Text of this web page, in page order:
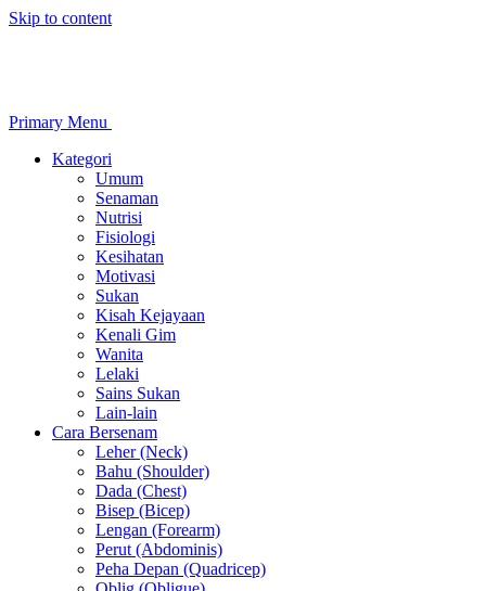
Skip to content
Primary Menu
Kategori
Umum
Senaman
Nutrisi
Fisiologi
Kesihatan
Motivasi
Sukan
Kisah Kejayaan
Kenali Gim
Wanita
Lelaki
Sains Sukan
Lain-lain
Cara Bersenam
Leher (Neck)
Bahu (Shoulder)
Dada (Chest)
Bisep (Bicep)
Lengan (Forearm)
Perut (Abdominis)
Peha Depan (Quadricep)